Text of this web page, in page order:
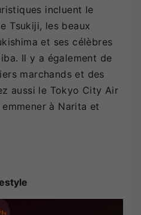
incluent le
Tsukiji, les beaux
et ses célèbres
Il y a également de
marchands et des
aussi le Tokyo City Air
à Narita et